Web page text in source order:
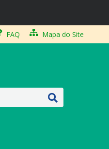
FAQ Mapa do Site